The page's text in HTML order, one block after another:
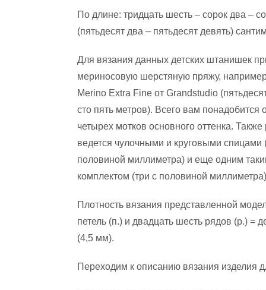
По длине: тридцать шесть – сорок два –
(пятьдесят два – пятьдесят девять)
Для вязания данных детских штанишек
мериносовую шерстяную пряжу,
Merino Extra Fine от Grandstudio
сто пять метров). Всего вам понадобится
четырех мотков основного оттенка. Также
ведется чулочными и круговыми спицами
половиной миллиметра) и еще одним
комплектом (три с половиной
Плотность вязания представленной
петель (п.) и двадцать шесть рядов (р.) =
(4,5 мм).
Переходим к описанию вязания изделия